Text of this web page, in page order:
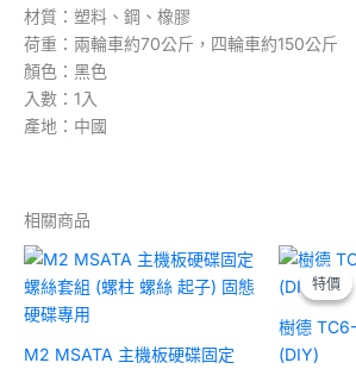
材質：塑料、鋼、橡膠
荷重：兩輪車約70公斤，四輪車約150公斤
顏色：黑色
入數：1入
產地：中國
相關商品
M2 MSATA 主機板硬碟固定
特價
特價
樹德
(DIY)